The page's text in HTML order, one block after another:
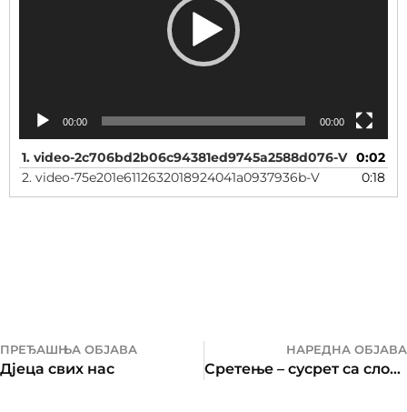
00:00 00:00
1. video-2c706bd2b06c94381ed9745a2588d076-V 0:02
2. video-75e201e6112632018924041a0937936b-V 0:18
ПРЕЂАШЊА ОБЈАВА
Дјеца свих нас
НАРЕДНА ОБЈАВА
Сретење – сусрет са слободом